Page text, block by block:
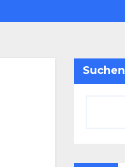
Suchen